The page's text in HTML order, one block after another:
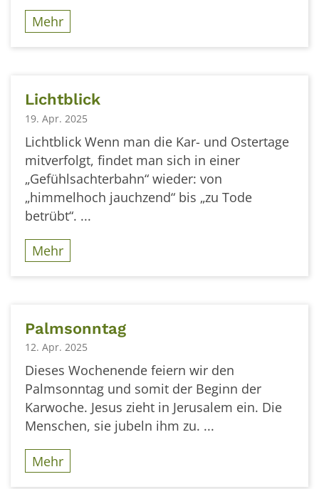
Mehr
Lichtblick
19. Apr. 2025
Lichtblick Wenn man die Kar- und Ostertage
mitverfolgt, findet man sich in einer
„Gefühlsachterbahn“ wieder: von
„himmelhoch jauchzend“ bis „zu Tode
betrübt“. ...
Mehr
Palmsonntag
12. Apr. 2025
Dieses Wochenende feiern wir den
Palmsonntag und somit der Beginn der
Karwoche. Jesus zieht in Jerusalem ein. Die
Menschen, sie jubeln ihm zu. ...
Mehr